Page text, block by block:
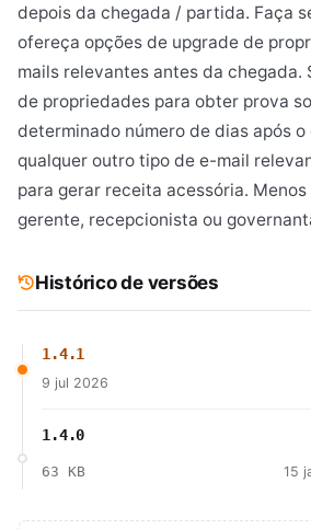
depois da chegada / partida. Faça
ofereça opções de upgrade de
mails relevantes antes da chegada.
de propriedades para obter prova
determinado número de dias após
qualquer outro tipo de e-mail
para gerar receita acessória.
gerente, recepcionista ou
Histórico de versões
1.4.1
9 jul 2026
1.4.0
63 KB 15